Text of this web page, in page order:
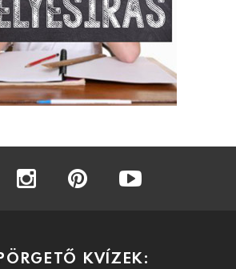
instagram
KVÍZEK: